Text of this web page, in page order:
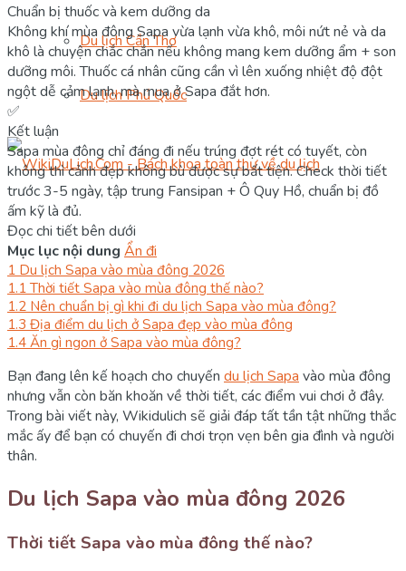
Du lịch Cần Thơ
Du lịch Phú Quốc
Chuẩn bị thuốc và kem dưỡng da
Không khí mùa đông Sapa vừa lạnh vừa khô, môi nứt nẻ và da
khô là chuyện chắc chắn nếu không mang kem dưỡng ẩm + son
dưỡng môi. Thuốc cá nhân cũng cần vì lên xuống nhiệt độ đột
ngột dễ cảm lạnh, mà mua ở Sapa đắt hơn.
✅
Kết luận
Sapa mùa đông chỉ đáng đi nếu trúng đợt rét có tuyết, còn
không thì cảnh đẹp không bù được sự bất tiện. Check thời tiết
trước 3-5 ngày, tập trung Fansipan + Ô Quy Hồ, chuẩn bị đồ
ấm kỹ là đủ.
Đọc chi tiết bên dưới
Mục lục nội dung Ẩn đi
1 Du lịch Sapa vào mùa đông 2026
1.1 Thời tiết Sapa vào mùa đông thế nào?
1.2 Nên chuẩn bị gì khi đi du lịch Sapa vào mùa đông?
1.3 Địa điểm du lịch ở Sapa đẹp vào mùa đông
1.4 Ăn gì ngon ở Sapa vào mùa đông?
Bạn đang lên kế hoạch cho chuyến du lịch Sapa vào mùa đông
nhưng vẫn còn băn khoăn về thời tiết, các điểm vui chơi ở đây.
Trong bài viết này, Wikidulich sẽ giải đáp tất tần tật những thắc
mắc ấy để bạn có chuyến đi chơi trọn vẹn bên gia đình và người
thân.
Du lịch Sapa vào mùa đông 2026
Thời tiết Sapa vào mùa đông thế nào?